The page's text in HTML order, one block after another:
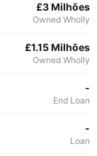
£3 Milhões
Owned Wholly
£1.15 Milhões
Owned Wholly
-
End Loan
-
Loan